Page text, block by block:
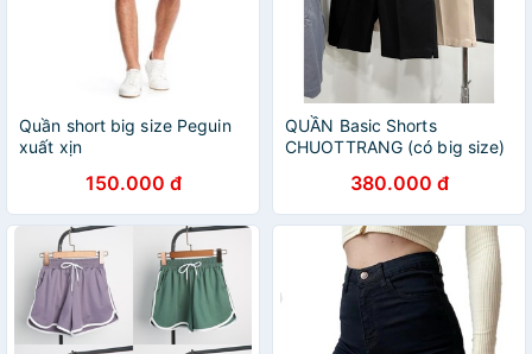
Quần short big size Peguin
xuất xịn
150.000 đ
QUẦN Basic Shorts
CHUOTTRANG (có big size)
380.000 đ